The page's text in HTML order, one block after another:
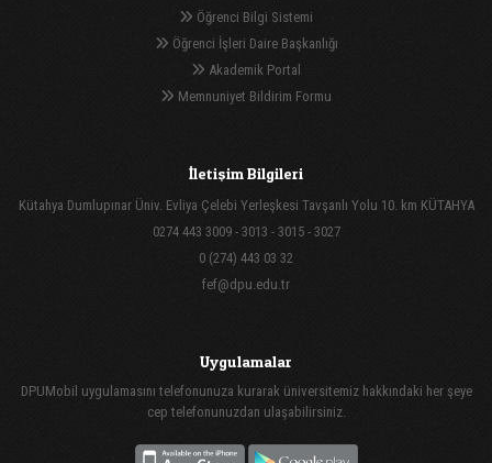
Öğrenci Bilgi Sistemi
Öğrenci İşleri Daire Başkanlığı
Akademik Portal
Memnuniyet Bildirim Formu
İletişim Bilgileri
Kütahya Dumlupınar Üniv. Evliya Çelebi Yerleşkesi Tavşanlı Yolu 10. km KÜTAHYA
0274 443 3009 - 3013 - 3015 - 3027
0 (274) 443 03 32
fef@dpu.edu.tr
Uygulamalar
DPUMobil uygulamasını telefonunuza kurarak üniversitemiz hakkındaki her şeye
cep telefonunuzdan ulaşabilirsiniz.